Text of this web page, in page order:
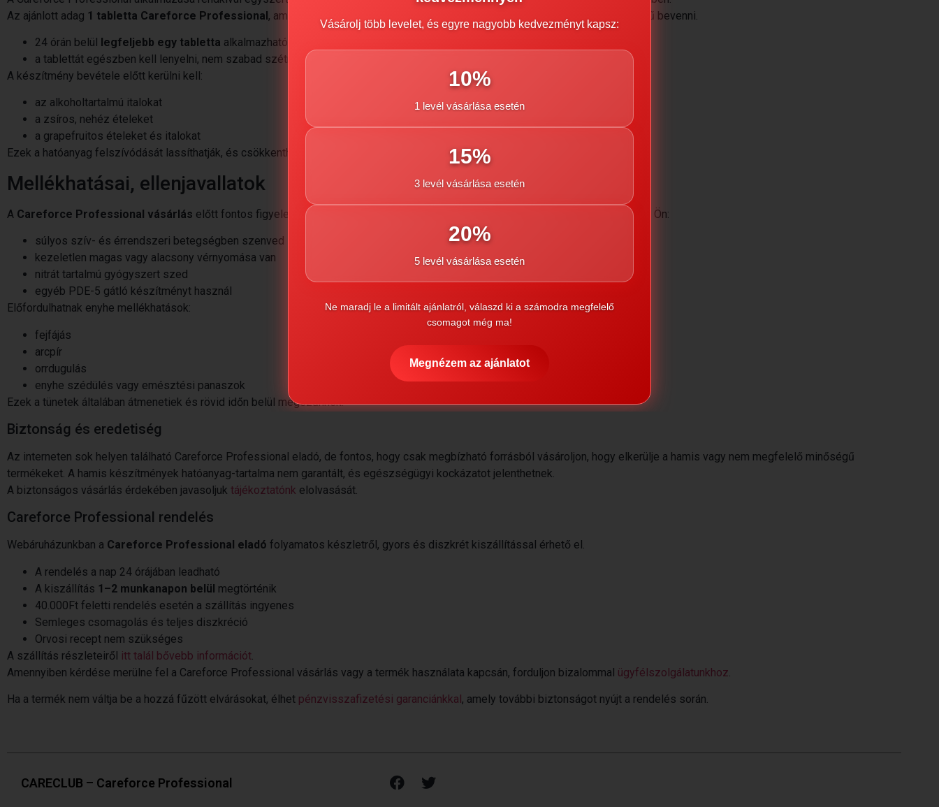
Az ajánlott adag 1 tabletta Careforce Professional, amelyet egy pohár vízzel, az együttlét előtt körülbelül 30–45 perccel célszerű bevenni.
24 órán belül legfeljebb egy tabletta alkalmazható
a tablettát egészben kell lenyelni, nem szabad szétrágni
A készítmény bevétele előtt kerülni kell:
az alkoholtartalmú italokat
a zsíros, nehéz ételeket
a grapefruitos ételeket és italokat
Ezek a hatóanyag felszívódását lassíthatják, és csökkenthetik a kívánt hatást.
Mellékhatásai, ellenjavallatok
A Careforce Professional vásárlás előtt fontos figyelembe venni az ellenjavallatokat. A készítmény alkalmazása nem javasolt, ha Ön:
súlyos szív- és érrendszeri betegségben szenved
kezeletlen magas vagy alacsony vérnyomása van
nitrát tartalmú gyógyszert szed
egyéb PDE-5 gátló készítményt használ
Előfordulhatnak enyhe mellékhatások:
fejfájás
arcpír
orrdugulás
enyhe szédülés vagy emésztési panaszok
Ezek a tünetek általában átmenetiek és rövid időn belül megszűnnek.
Biztonság és eredetiség
Az interneten sok helyen található Careforce Professional eladó, de fontos, hogy csak megbízható forrásból vásároljon, hogy elkerülje a hamis vagy nem megfelelő minőségű
termékeket. A hamis készítmények hatóanyag-tartalma nem garantált, és egészségügyi kockázatot jelenthetnek.
A biztonságos vásárlás érdekében javasoljuk tájékoztatónk elolvasását.
Careforce Professional rendelés
Webáruházunkban a Careforce Professional eladó folyamatos készletről, gyors és diszkrét kiszállítással érhető el.
A rendelés a nap 24 órájában leadható
A kiszállítás 1–2 munkanapon belül megtörténik
40.000Ft feletti rendelés esetén a szállítás ingyenes
Semleges csomagolás és teljes diszkréció
Orvosi recept nem szükséges
A szállítás részleteiről itt talál bővebb információt
Amennyiben kérdése merülne fel a Careforce Professional vásárlás vagy a termék használata kapcsán, forduljon bizalommal ügyfélszolgálatunkhoz
Ha a termék nem váltja be a hozzá fűzött elvárásokat, élhet pénzvisszafizetési garanciánkkal, amely további biztonságot nyújt a rendelés során.
CARECLUB – Careforce Professional
Vásárolj több levelet, és egyre nagyobb kedvezményt kapsz:
10%
1 levél vásárlása esetén
15%
3 levél vásárlása esetén
20%
5 levél vásárlása esetén
Ne maradj le a limitált ajánlatról, válaszd ki a számodra megfelelő
csomagot még ma!
Megnézem az ajánlatot